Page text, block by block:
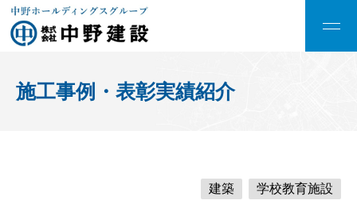
施工事例・表彰実績紹介
建築 学校教育施設